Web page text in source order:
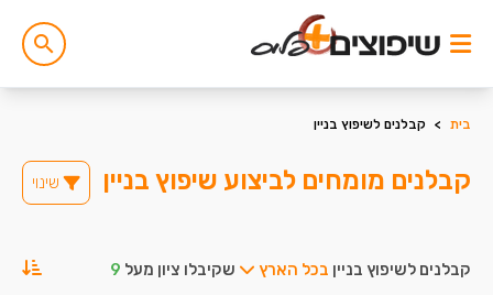
בית > קבלנים לשיפוץ בניין
קבלנים מומחים לביצוע שיפוץ בניין שינוי
קבלנים לשיפוץ בניין בכל הארץ שקיבלו ציון מעל 9